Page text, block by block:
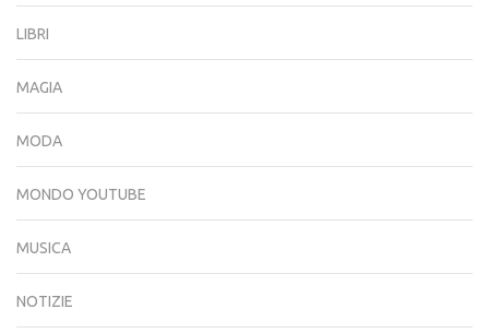
LIBRI
MAGIA
MODA
MONDO YOUTUBE
MUSICA
NOTIZIE